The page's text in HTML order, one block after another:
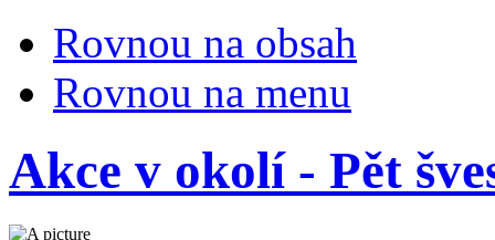
Rovnou na obsah
Rovnou na menu
Akce v okolí - Pět